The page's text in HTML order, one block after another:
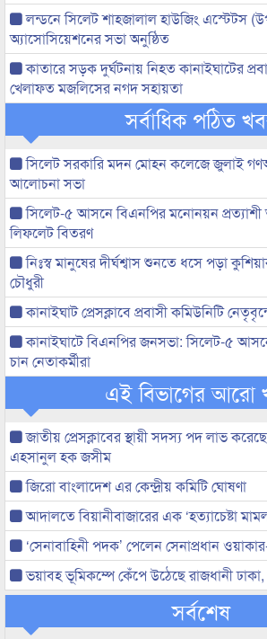
লন্ডনে সিলেট শাহজালাল হাউজিং এস্টেটস
অ্যাসোসিয়েশনের সভা অনুষ্ঠিত
কাতারে সড়ক দুর্ঘটনায় নিহত কানাইঘাটের
খেলাফত মজলিসের নগদ সহায়তা
সর্বাধিক পঠিত
সিলেট সরকারি মদন মোহন কলেজে জুলাই
আলোচনা সভা
সিলেট-৫ আসনে বিএনপির মনোনয়ন
লিফলেট বিতরণ
নিঃস্ব মানুষের দীর্ঘশ্বাস শুনতে ধসে পড়া
চৌধুরী
কানাইঘাট প্রেসক্লাবে প্রবাসী কমিউনিটি
কানাইঘাটে বিএনপির জনসভা: সিলেট-৫ আসনে
চান নেতাকর্মীরা
এই বিভাগের আরো
জাতীয় প্রেসক্লাবের স্থায়ী সদস্য পদ লাভ
এহসানুল হক জসীম
জিরো বাংলাদেশ এর কেন্দ্রীয় কমিটি ঘোষণা
আদালতে বিয়ানীবাজারের এক ‘হত্যাচেষ্টা
‘সেনাবাহিনী পদক’ পেলেন সেনাপ্রধান
ভয়াবহ ভূমিকম্পে কেঁপে উঠেছে রাজধানী
সর্বশেষ